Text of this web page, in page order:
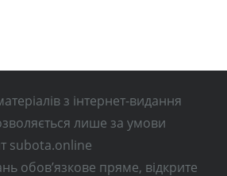
з інтернет-видання
лише за умови
subota.online
обов’язкове пряме, відкрите